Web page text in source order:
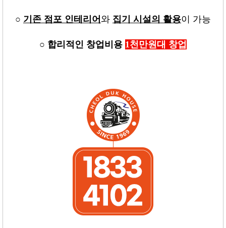
○ 기존 점포 인테리어 와 집기 시설의 활용이 가능
○ 합리적인 창업비용 1천만원대 창업